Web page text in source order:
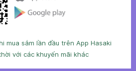
mua sắm lần đầu trên App Hasaki
với các khuyến mãi khác